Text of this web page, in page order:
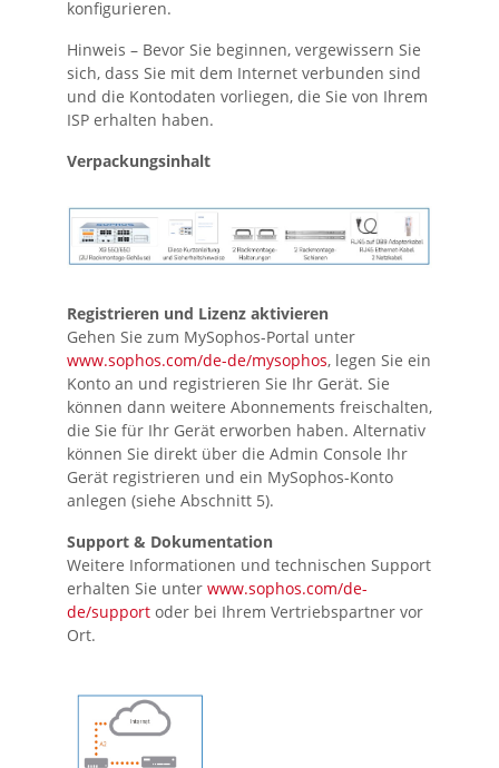
konfigurieren.
Hinweis – Bevor Sie beginnen, vergewissern Sie
sich, dass Sie mit dem Internet verbunden sind
und die Kontodaten vorliegen, die Sie von Ihrem
ISP erhalten haben.
Verpackungsinhalt
Registrieren und Lizenz aktivieren
Gehen Sie zum MySophos-Portal unter
www.sophos.com/de-de/mysophos, legen Sie ein
Konto an und registrieren Sie Ihr Gerät. Sie
können dann weitere Abonnements freischalten,
die Sie für Ihr Gerät erworben haben. Alternativ
können Sie direkt über die Admin Console Ihr
Gerät registrieren und ein MySophos-Konto
anlegen (siehe Abschnitt 5).
Support & Dokumentation
Weitere Informationen und technischen Support
erhalten Sie unter www.sophos.com/de-
de/support oder bei Ihrem Vertriebspartner vor
Ort.